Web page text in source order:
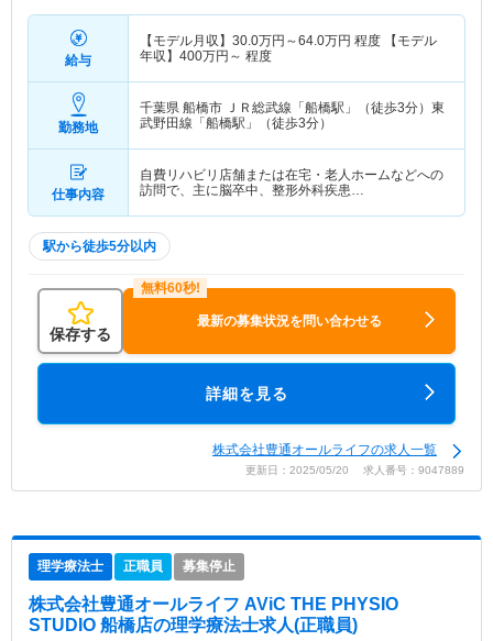
給与
【モデル月収】 30.0万円～64.0万円 程度 【モデル
年収】 400万円～ 程度
勤務地
千葉県 船橋市 ＪＲ総武線「船橋駅」（徒歩3分）東
武野田線「船橋駅」（徒歩3分）
仕事内容
自費リハビリ店舗または在宅・老人ホームなどへの
訪問で、主に脳卒中、整形外科疾患…
駅から徒歩5分以内
保存する
最新の募集状況を問い合わせる
詳細を見る
株式会社豊通オールライフの求人一覧
更新日：2025/05/20 求人番号：9047889
理学療法士 正職員 募集停止
株式会社豊通オールライフ AViC THE PHYSIO
STUDIO 船橋店の理学療法士求人(正職員)